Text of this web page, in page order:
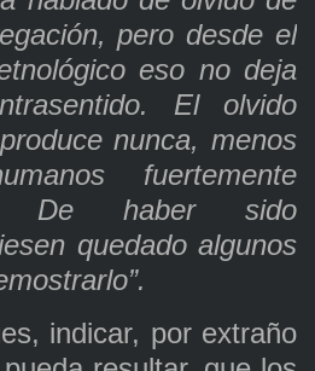
pero desde el
eso no deja
El olvido
nunca, menos
fuertemente
De haber sido
quedado algunos
indicar, por extraño